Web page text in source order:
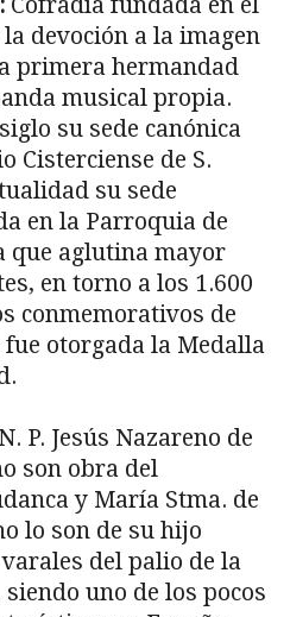
devoción a la imagen
primera hermandad
musical propia.
su sede canónica
Cisterciense de S.
su sede
en la Parroquia de
que aglutina mayor
en torno a los 1.600
conmemorativos de
otorgada la Medalla
P. Jesús Nazareno de
son obra del
y María Stma. de
lo son de su hijo
del palio de la
uno de los pocos